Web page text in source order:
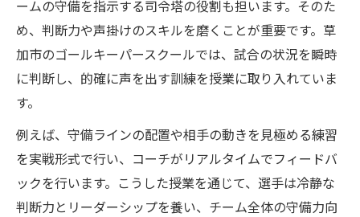
ームの守備を指示する司令塔の役割も担います。そのた
め、判断力や声掛けのスキルを磨くことが重要です。草
加市のゴールキーパースクールでは、試合の状況を瞬時
に判断し、的確に声を出す訓練を授業に取り入れていま
す。
例えば、守備ラインの配置や相手の動きを見極める練習
を実戦形式で行い、コーチがリアルタイムでフィードバ
ックを行います。こうした授業を通じて、選手は冷静な
判断力とリーダーシップを養い、チーム全体の守備力向